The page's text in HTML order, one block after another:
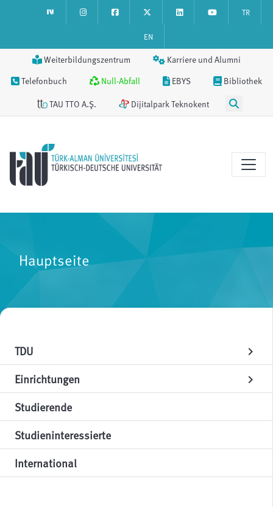
TR
EN
Weiterbildungszentrum
Karriere und Alumni
Telefonbuch
Null-Abfall EBYS
Bibliothek
TAU TTO A.Ş.
Dijitalpark Teknokent
Hauptseite
TDU chevron_right
Einrichtungen chevron_right
Studierende
Studieninteressierte
International